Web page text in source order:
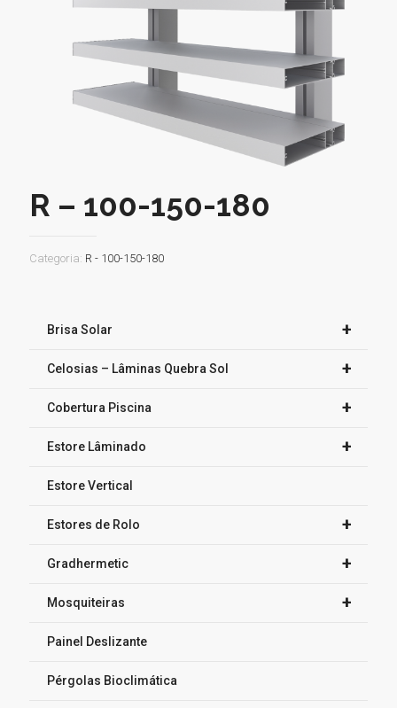
R – 100-150-180
Categoria: R - 100-150-180
+
Brisa Solar
+
Celosias – Lâminas Quebra Sol
+
Cobertura Piscina
+
Estore Lâminado
Estore Vertical
+
Estores de Rolo
+
Gradhermetic
+
Mosquiteiras
Painel Deslizante
Pérgolas Bioclimática